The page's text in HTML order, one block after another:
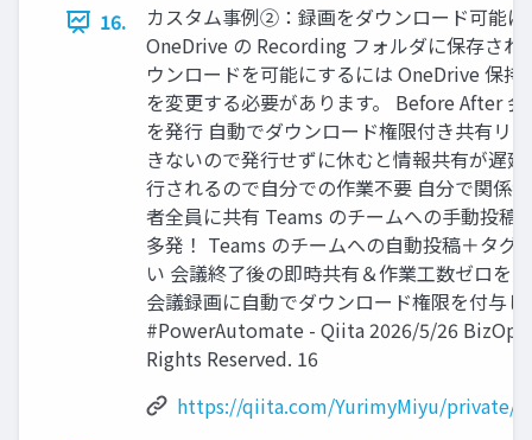
16.
カスタム事例②：録画をダウンロード可能
OneDrive の Recording フォルダに保存され
ウンロードを可能にするには OneDrive 保
を変更する必要があります。 Before After
を発行 自動でダウンロード権限付き共有リ
きないので発行せずに休むと情報共有が遅
行されるので自分での作業不要 自分で関係
者全員に共有 Teams のチームへの手動投稿
多発！ Teams のチームへの自動投稿＋タグ
い 会議終了後の即時共有＆作業工数ゼロを
会議録画に自動でダウンロード権限を付与
#PowerAutomate - Qiita 2026/5/26
Rights Reserved. 16
https://qiita.com/YurimyMiyu/private/